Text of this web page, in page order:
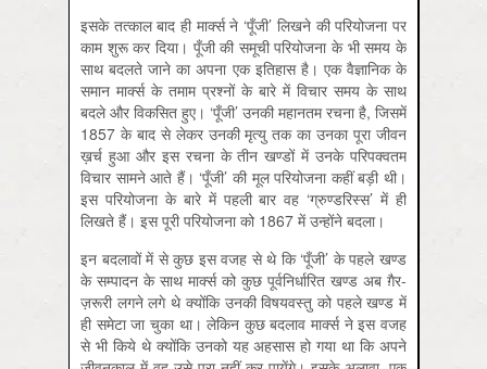
इसके तत्काल बाद ही मार्क्स ने ‘पूँजी’ लिखने की परियोजना पर
काम शुरू कर दिया। पूँजी की समूची परियोजना के भी समय के
साथ बदलते जाने का अपना एक इतिहास है। एक वैज्ञानिक के
समान मार्क्स के तमाम प्रश्नों के बारे में विचार समय के साथ
बदले और विकसित हुए। ‘पूँजी’ उनकी महानतम रचना है, जिसमें
1857 के बाद से लेकर उनकी मृत्यु तक का उनका पूरा जीवन
ख़र्च हुआ और इस रचना के तीन खण्डों में उनके परिपक्वतम
विचार सामने आते हैं। ‘पूँजी’ की मूल परियोजना कहीं बड़ी थी।
इस परियोजना के बारे में पहली बार वह ‘ग्रुण्डरिस्स’ में ही
लिखते हैं। इस पूरी परियोजना को 1867 में उन्होंने बदला।
इन बदलावों में से कुछ इस वजह से थे कि ‘पूँजी’ के पहले खण्ड
के सम्पादन के साथ मार्क्स को कुछ पूर्वनिर्धारित खण्ड अब ग़ैर-
ज़रूरी लगने लगे थे क्योंकि उनकी विषयवस्तु को पहले खण्ड में
ही समेटा जा चुका था। लेकिन कुछ बदलाव मार्क्स ने इस वजह
से भी किये थे क्योंकि उनको यह अहसास हो गया था कि अपने